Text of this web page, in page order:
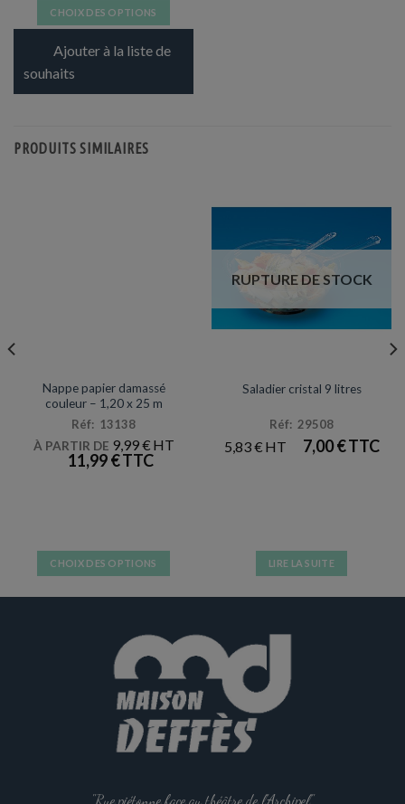
CHOIX DES OPTIONS
Ce
produit
options
Ajouter à la liste de
souhaits
PRODUITS SIMILAIRES
Nappe papier damassé
couleur – 1,20 x 25 m
Réf: 13138
À PARTIR DE 9,99€
11,99€
CHOIX DES OPTIONS
plusieurs
variations.
Les
options
peuvent
être
choisies
la
RUPTURE DE STOCK
Saladier cristal 9 litres
Réf: 29508
5,83€ 7,00€
LIRE LA SUITE
"Rue piétonne face au théâtre de l'Archipel".